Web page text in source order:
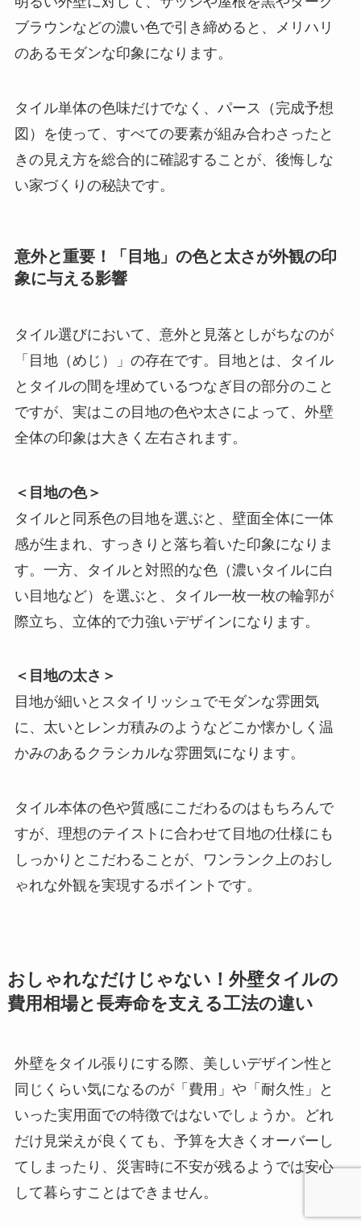
ブラウンなどの濃い色で引き締めると、メリハリ
のあるモダンな印象になります。
タイル単体の色味だけでなく、パース（完成予想
図）を使って、すべての要素が組み合わさったと
きの見え方を総合的に確認することが、後悔しな
い家づくりの秘訣です。
意外と重要！「目地」の色と太さが外観の印
象に与える影響
タイル選びにおいて、意外と見落としがちなのが
「目地（めじ）」の存在です。目地とは、タイル
とタイルの間を埋めているつなぎ目の部分のこと
ですが、実はこの目地の色や太さによって、外壁
全体の印象は大きく左右されます。
＜目地の色＞
タイルと同系色の目地を選ぶと、壁面全体に一体
感が生まれ、すっきりと落ち着いた印象になりま
す。一方、タイルと対照的な色（濃いタイルに白
い目地など）を選ぶと、タイル一枚一枚の輪郭が
際立ち、立体的で力強いデザインになります。
＜目地の太さ＞
目地が細いとスタイリッシュでモダンな雰囲気
に、太いとレンガ積みのようなどこか懐かしく温
かみのあるクラシカルな雰囲気になります。
タイル本体の色や質感にこだわるのはもちろんで
すが、理想のテイストに合わせて目地の仕様にも
しっかりとこだわることが、ワンランク上のおし
ゃれな外観を実現するポイントです。
おしゃれなだけじゃない！外壁タイルの
費用相場と長寿命を支える工法の違い
外壁をタイル張りにする際、美しいデザイン性と
同じくらい気になるのが「費用」や「耐久性」と
いった実用面での特徴ではないでしょうか。どれ
だけ見栄えが良くても、予算を大きくオーバーし
てしまったり、災害時に不安が残るようでは安心
して暮らすことはできません。